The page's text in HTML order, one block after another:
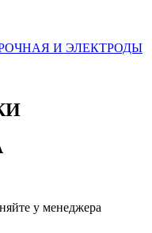
И ЭЛЕКТРОДЫ
у менеджера